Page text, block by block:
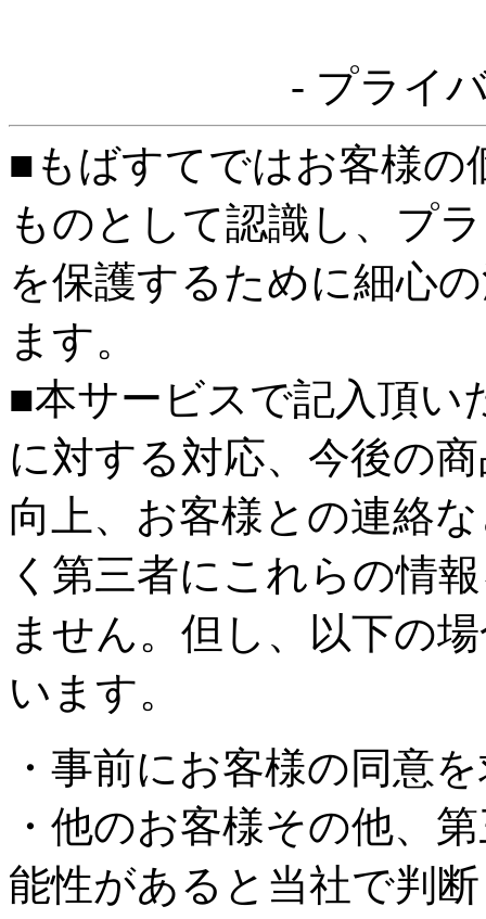
- プライ
■もばすてではお客様の
ものとして認識し、プ
を保護するために細心
ます。
■本サービスで記入頂い
に対する対応、今後の
向上、お客様との連絡
く第三者にこれらの情
ません。但し、以下の
います。
・事前にお客様の同意
・他のお客様その他、
能性があると当社で判